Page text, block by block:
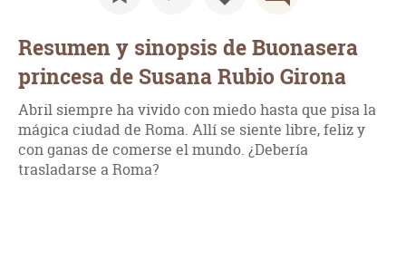
Resumen y sinopsis de Buonasera
princesa de Susana Rubio Girona
Abril siempre ha vivido con miedo hasta que pisa la
mágica ciudad de Roma. Allí se siente libre, feliz y
con ganas de comerse el mundo. ¿Debería
trasladarse a Roma?